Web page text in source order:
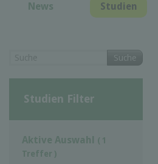
News Studien
Suche
Studien Filter
Aktive Auswahl ( 1
Treffer )